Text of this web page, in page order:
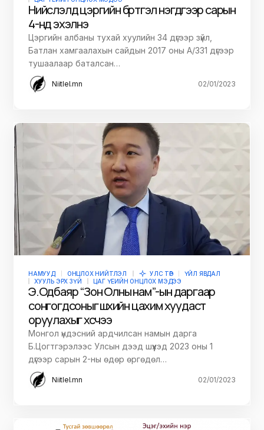
Нийслэлд цэргийн бүртгэл нэгдүгээр сарын
4-нд эхэлнэ
Цэргийн албаны тухай хуулийн 34 дүгээр зүйл,
Батлан хамгаалахын сайдын 2017 оны A/331 дүгээр
тушаалаар баталсан…
Niitlel.mn 02/01/2023
НАМУУД ОНЦЛОХ НИЙТЛЭЛ УЛС ТӨР
ҮЙЛ ЯВДАЛ
ХУУЛЬ ЭРХ ЗҮЙ
ЦАГ ҮЕИЙН ОНЦЛОХ МЭДЭЭ
Э.Одбаяр “Зон Олны нам”-ын даргаар
сонгогдсоныг шүүхийн цахим хуудаст
оруулахыг хүсчээ
Монгол үндэсний ардчилсан намын дарга
Б.Цогтгэрэлээс Улсын дээд шүүхэд 2023 оны 1
дүгээр сарын 2-ны өдөр өргөдөл…
Niitlel.mn 02/01/2023